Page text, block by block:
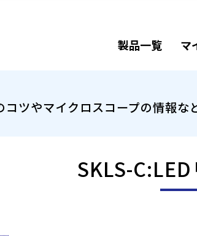
製品一覧 マ
コツやマイクロスコープの情報な
SKLS-